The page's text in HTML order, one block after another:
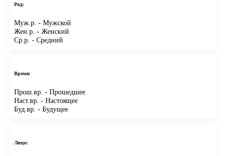
Род:
Муж.р. - Мужской
Жен.р. - Женский
Ср.р. - Средний
Время:
Прош.вр. - Прошедшее
Наст.вр. - Настоящее
Буд.вр. - Будущее
Лицо: